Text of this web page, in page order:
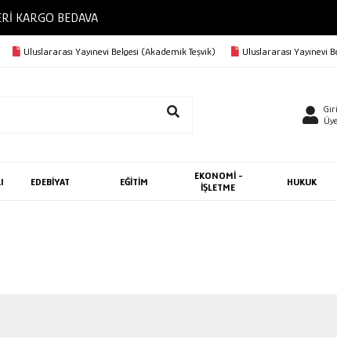
KARGO BEDAVA
Uluslararası Yayınevi Belgesi (Akademik Teşvik) Uluslararası Yayınevi
EDEBİYAT EĞİTİM
EKONOMİ -
İŞLETME
HUKUK